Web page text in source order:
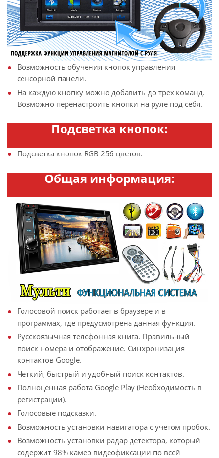
Возможность обучения кнопок управления
сенсорной панели.
На каждую кнопку можно добавить до трех команд.
Возможно перенастроить кнопки на руле под себя.
Подсветка кнопок:
Подсветка кнопок RGB 256 цветов.
Общая информация:
Голосовой поиск работает в браузере и в
программах, где предусмотрена данная функция.
Русскоязычная телефонная книга. Правильный
поиск номера и отображение. Синхронизация
контактов Google.
Четкий, быстрый и удобный поиск контактов.
Полноценная работа Google Play (Необходимость в
регистрации).
Голосовые подсказки.
Возможность установки навигатора с учетом пробок.
Возможность установки радар детектора, который
содержит 98% камер видеофиксации по всей